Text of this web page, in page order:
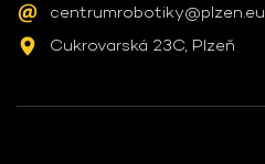
centrumrobotiky@plzen.eu
Cukrovarská 23C, Plzeň